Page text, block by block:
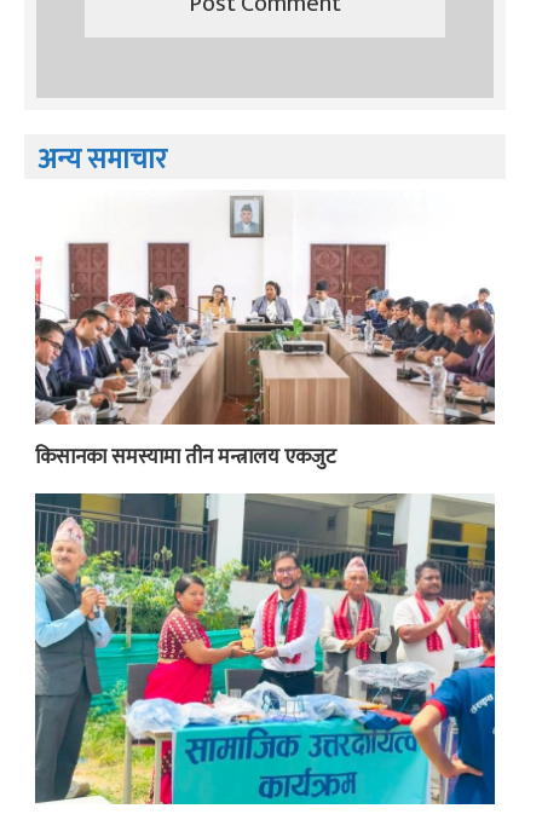
अन्य समाचार
किसानका समस्यामा तीन मन्त्रालय एकजुट